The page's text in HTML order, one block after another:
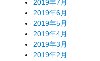
2019年7月
2019年6月
2019年5月
2019年4月
2019年3月
2019年2月